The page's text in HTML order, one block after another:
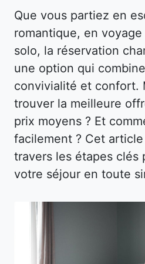
Que vous partiez en
romantique, en
solo, la réservation
une option qui
convivialité et confort.
trouver la meilleure
prix moyens ? Et
facilement ? Cet
travers les étapes clés
votre séjour en toute